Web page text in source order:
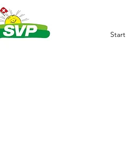
Start